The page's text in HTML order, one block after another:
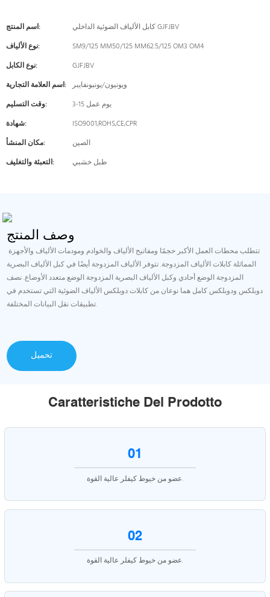
اسم المنتج:
كابل الألياف الضوئية الداخلي GJFJBV
نوع الألياف:
SM9/125 MM50/125 MM62.5/125 OM3 OM4
نوع الكابل:
GJFJBV
اسم العلامة التجارية: ويونيون/يونيونفايبر
وقت التسليم:
3-15 يوم عمل
شهادة:
ISO9001,ROHS,CE,CPR
مكان المنشأ:
الصين
التعبئة والتغليف:
طبل خشبي
وصف المنتج
المماثلة كابلات الألياف المزدوجة. تتوفر الألياف المزدوجة أيضًا في كبل الألياف البصرية
المزدوجة الوضع أحادي وكبل الألياف البصرية المزدوجة الوضع متعدد الأوضاع. نصف
دوبلكس ودوبلكس كامل هما نوعان من كابلات دوبلكس الألياف الضوئية التي تستخدم في
تطبيقات نقل البيانات المختلفة.
تحميل
Caratteristiche Del Prodotto
01
عضو من خيوط كيفلر عالية القوة.
02
عضو من خيوط كيفلر عالية القوة.